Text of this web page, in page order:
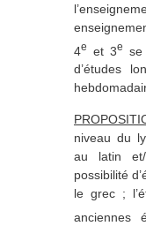
4e et 3e
se
d’études
niveau du
au latin
possibilité
le grec ;
anciennes